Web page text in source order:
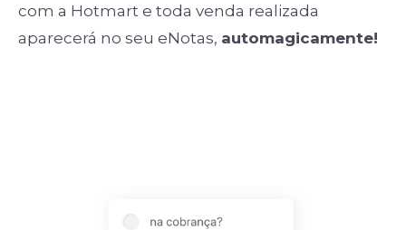
com a Hotmart e toda venda realizada
aparecerá no seu eNotas, automagicamente!